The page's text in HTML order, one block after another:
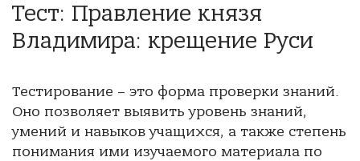
Тест: Правление князя
Владимира: крещение Руси
Тестирование – это форма проверки знаний.
Оно позволяет выявить уровень знаний,
умений и навыков учащихся, а также степень
понимания ими изучаемого материала по